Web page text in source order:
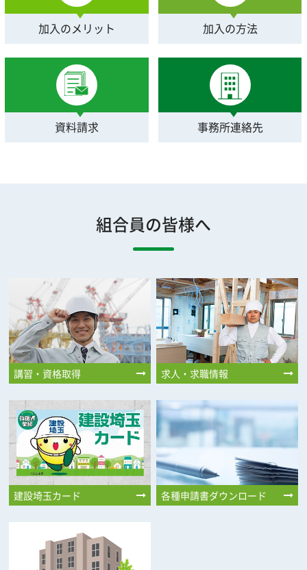
加入のメリット 加入の方法
資料請求 事務所連絡先
組合員の皆様へ
講習・資格取得 求人・求職情報
建設埼玉カード 各種申請書ダウンロード